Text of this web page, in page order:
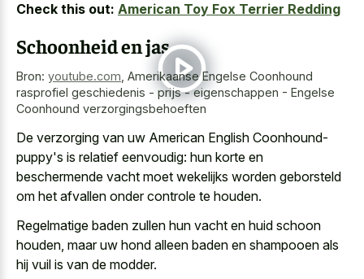
Check this out: American Toy Fox Terrier Redding
Schoonheid en jas
Bron: youtube.com Amerikaanse Engelse Coonhound
rasprofiel geschiedenis - prijs - eigenschappen - Engelse
Coonhound verzorgingsbehoeften
De verzorging van uw American English Coonhound-
puppy's is relatief eenvoudig: hun korte en
beschermende vacht moet wekelijks worden geborsteld
om het afvallen onder controle te houden.
Regelmatige baden zullen hun vacht en huid schoon
houden, maar uw hond alleen baden en shampooen als
hij vuil is van de modder.